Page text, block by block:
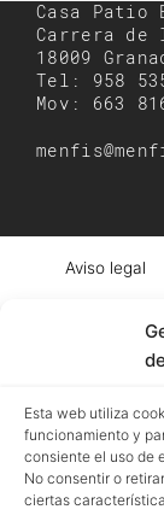
Esta web utiliza
funcionamiento y
consiente el uso de
No consentir o
ciertas
Casa
Carrera de
18009
Tel: 958
Mov: 663
Aviso legal
Pescadería, 6.